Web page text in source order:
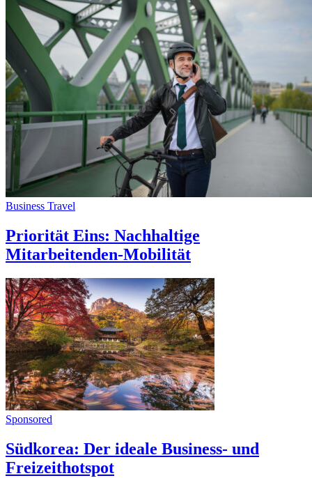
Business Travel
Priorität Eins: Nachhaltige
Mitarbeitenden-Mobilität
Sponsored
Südkorea: Der ideale Business- und
Freizeithotspot